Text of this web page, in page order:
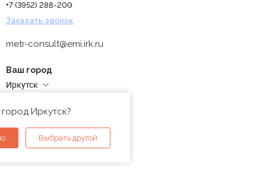
+7 (3952) 288-200
Заказать звонок
metr-consult@emi.irk.ru
Ваш город
Иркутск
Иркутск?
Выбрать другой